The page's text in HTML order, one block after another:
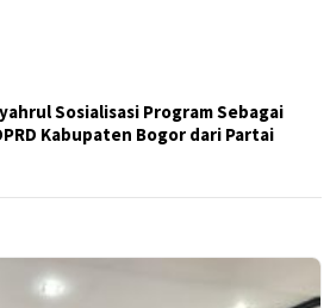
Sosialisasi Program Sebagai
Kabupaten Bogor dari Partai